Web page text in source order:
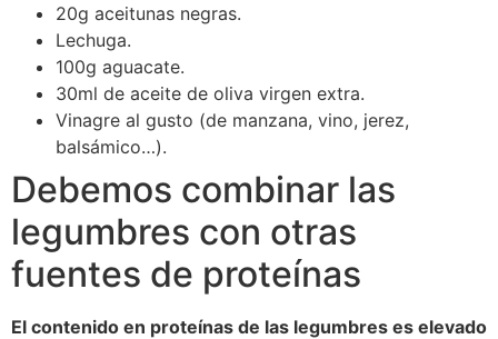
20g aceitunas negras.
Lechuga.
100g aguacate.
30ml de aceite de oliva virgen extra.
Vinagre al gusto (de manzana, vino, jerez,
balsámico…).
Debemos combinar las
legumbres con otras
fuentes de proteínas
El contenido en proteínas de las legumbres es elevado